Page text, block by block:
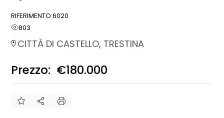
RIFERIMENTO:6020
803
CITTÀ DI CASTELLO, TRESTINA
Prezzo: €180.000